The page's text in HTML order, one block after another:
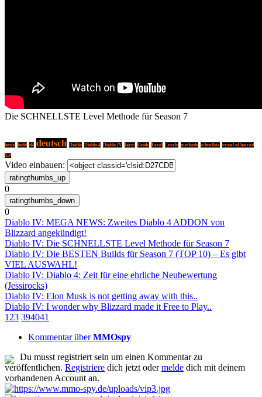
Die SCHNELLSTE Level Methode für Season 7
beste build d4 deutsch Diablo Diablo 4 Diablo IV farm Guide Level Leveln methode schnellste vessel of hatred
XP
Video einbauen:
0
0
Diablo IV: MEGA NEWS: Zweites Diablo 4 ADDON von
Blizzard angekündigt!
Diablo IV: Die SCHNELLSTE Level Methode für Season 7
Diablo IV: Die BESTEN Builds für Season 7 (TOP 10) – Es gibt
VIEL AUSWAHL!
Diablo IV: Diablo 4: Zeit für eine ehrliche Neubewertung
(Jessirocks)
Diablo IV: Elon Musk is not getting away with this..
Diablo IV: I wonder why Blizzard made it Free to Play..
1 23 394041
Kommentar überMMOspy
Du musst registriert sein um einen Kommentar zu
veröffentlichen. Registriere dich jetzt odermelde dich mit deinem
vorhandenen Account an.